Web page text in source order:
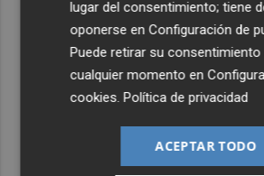
lugar del consentimiento; tiene
oponerse enConfiguración de
Puede retirar su consentimiento
cualquier momento en
cookies .Política de privacidad
ACEPTAR TODO